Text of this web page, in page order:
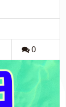
0